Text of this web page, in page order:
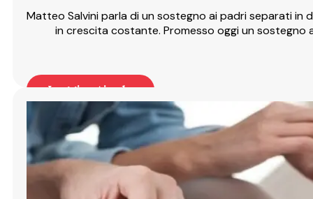
Matteo Salvini parla di un sostegno ai padri separati in
in crescita costante. Promesso oggi un sostegno
Leggi articolo